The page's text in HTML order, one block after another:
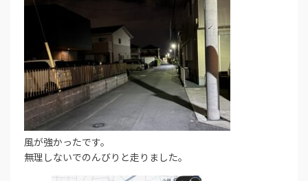
風が強かったです。
無理しないでのんびりと走りました。